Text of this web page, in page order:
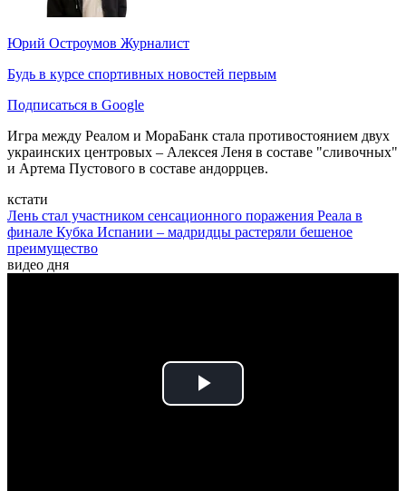
Юрий Остроумов Журналист
Будь в курсе спортивных новостей первым
Подписаться в Google
Игра между Реалом и МораБанк стала противостоянием двух
украинских центровых – Алексея Леня в составе "сливочных"
и Артема Пустового в составе андоррцев.
кстати
Лень стал участником сенсационного поражения Реала в
финале Кубка Испании – мадридцы растеряли бешеное
преимущество
видео дня
Play